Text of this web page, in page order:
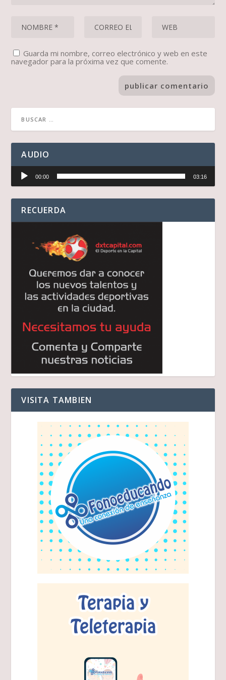
Guarda mi nombre, correo electrónico y web en este
navegador para la próxima vez que comente.
AUDIO
audio
00:00 03:16
RECUERDA
VISITA TAMBIEN